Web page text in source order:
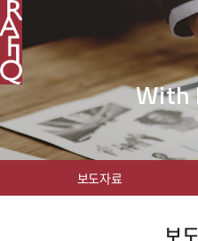
With
보도자료
보